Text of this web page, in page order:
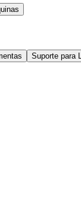
Suporte para